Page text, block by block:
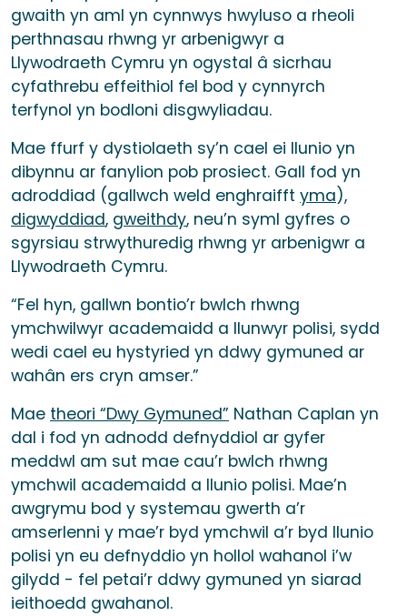
gwaith yn aml yn cynnwys hwyluso a rheoli
perthnasau rhwng yr arbenigwyr a
Llywodraeth Cymru yn ogystal â sicrhau
cyfathrebu effeithiol fel bod y cynnyrch
terfynol yn bodloni disgwyliadau.
Mae ffurf y dystiolaeth sy’n cael ei llunio yn
dibynnu ar fanylion pob prosiect. Gall fod yn
adroddiad (gallwch weld enghraifft yma),
digwyddiad, gweithdy, neu’n syml gyfres o
sgyrsiau strwythuredig rhwng yr arbenigwr a
Llywodraeth Cymru.
“Fel hyn, gallwn bontio’r bwlch rhwng
ymchwilwyr academaidd a llunwyr polisi, sydd
wedi cael eu hystyried yn ddwy gymuned ar
wahân ers cryn amser.”
Mae theori “Dwy Gymuned” Nathan Caplan yn
dal i fod yn adnodd defnyddiol ar gyfer
meddwl am sut mae cau’r bwlch rhwng
ymchwil academaidd a llunio polisi. Mae’n
awgrymu bod y systemau gwerth a’r
amserlenni y mae’r byd ymchwil a’r byd llunio
polisi yn eu defnyddio yn hollol wahanol i’w
gilydd - fel petai’r ddwy gymuned yn siarad
ieithoedd gwahanol.